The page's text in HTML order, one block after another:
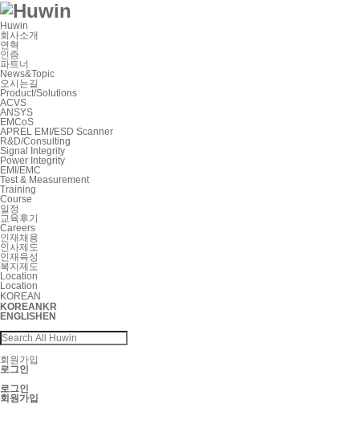
Huwin
회사소개
연혁
인증
파트너
News&Topic
오시는길
Product/Solutions
ACVS
ANSYS
EMCoS
APREL EMI/ESD Scanner
R&D/Consulting
Signal Integrity
Power Integrity
EMI/EMC
Test & Measurement
Training
Course
일정
교육후기
Careers
인재채용
인사제도
인재육성
복지제도
Location
Location
KOREAN
KOREANKR
ENGLISHEN
회원가입
로그인
로그인
회원가입